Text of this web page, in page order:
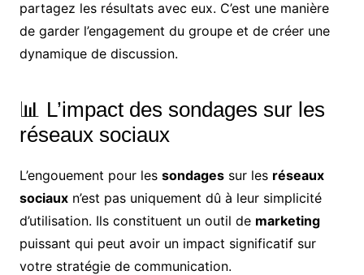
partagez les résultats avec eux. C’est une manière
de garder l’engagement du groupe et de créer une
dynamique de discussion.
📊 L’impact des sondages sur les
réseaux sociaux
L’engouement pour les sondagessur les réseaux
sociauxn’est pas uniquement dû à leur simplicité
d’utilisation. Ils constituent un outil de marketing
puissant qui peut avoir un impact significatif sur
votre stratégie de communication.